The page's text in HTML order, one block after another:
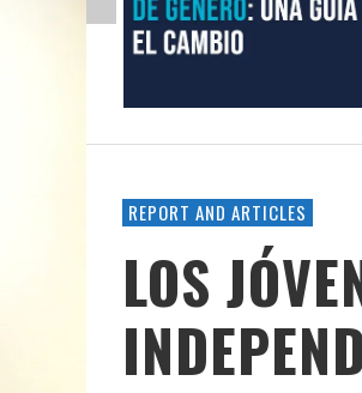
REPORT AND ARTICLES
LOS